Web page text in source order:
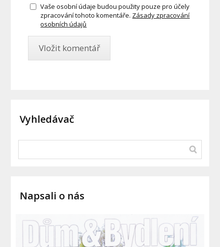
Vaše osobní údaje budou použity pouze pro účely
zpracování tohoto komentáře. Zásady zpracování
osobních údajů
Vyhledávač
Napsali o nás